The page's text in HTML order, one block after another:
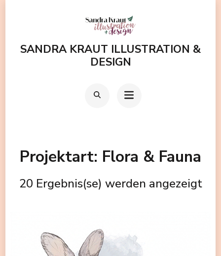
(EnterSANDRA KRAUT ILLUSTRATION &
DESIGN
Projektart: Flora & Fauna
20 Ergebnis(se) werden angezeigt